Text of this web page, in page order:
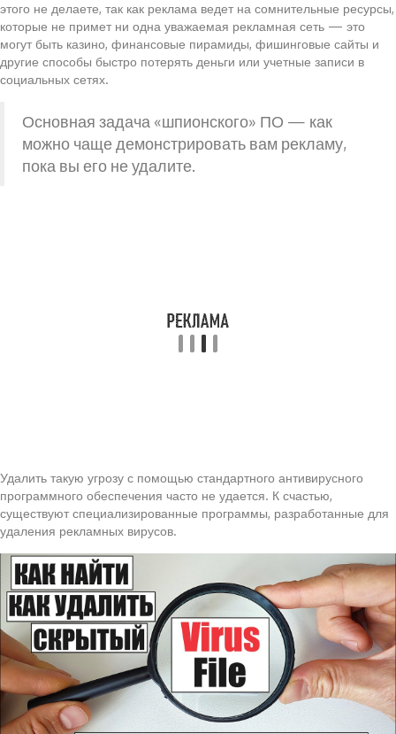
этого не делаете, так как реклама ведет на сомнительные ресурсы,
которые не примет ни одна уважаемая рекламная сеть — это
могут быть казино, финансовые пирамиды, фишинговые сайты и
другие способы быстро потерять деньги или учетные записи в
социальных сетях.
Основная задача «шпионского» ПО — как
можно чаще демонстрировать вам рекламу,
пока вы его не удалите.
Удалить такую угрозу с помощью стандартного антивирусного
программного обеспечения часто не удается. К счастью,
существуют специализированные программы, разработанные для
удаления рекламных вирусов.